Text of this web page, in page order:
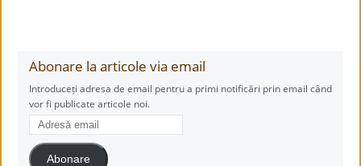
Abonare la articole via email
Introduceți adresa de email pentru a primi notificări prin email când
vor fi publicate articole noi.
Adresă
email
Abonare